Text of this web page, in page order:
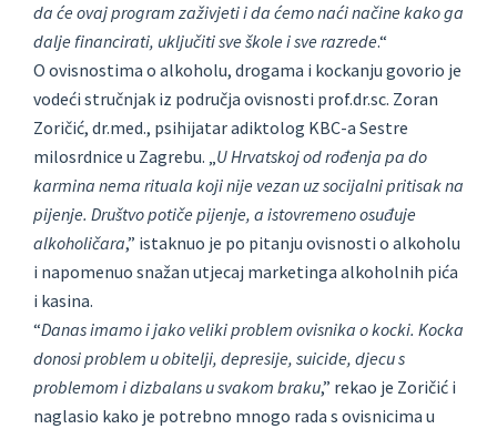
da će ovaj program zaživjeti i da ćemo naći načine kako ga
dalje financirati, uključiti sve škole i sve razrede.“
O ovisnostima o alkoholu, drogama i kockanju govorio je
vodeći stručnjak iz područja ovisnosti prof.dr.sc. Zoran
Zoričić, dr.med., psihijatar adiktolog KBC-a Sestre
milosrdnice u Zagrebu. „U Hrvatskoj od rođenja pa do
karmina nema rituala koji nije vezan uz socijalni pritisak na
pijenje. Društvo potiče pijenje, a istovremeno osuđuje
alkoholičara,” istaknuo je po pitanju ovisnosti o alkoholu
i napomenuo snažan utjecaj marketinga alkoholnih pića
i kasina.
“Danas imamo i jako veliki problem ovisnika o kocki. Kocka
donosi problem u obitelji, depresije, suicide, djecu s
problemom i dizbalans u svakom braku,” rekao je Zoričić i
naglasio kako je potrebno mnogo rada s ovisnicima u